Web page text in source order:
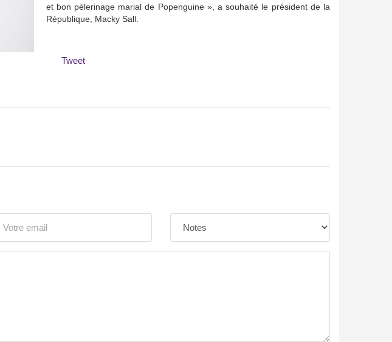
et bon pèlerinage marial de Popenguine », a souhaité le président de la
République, Macky Sall.
Tweet